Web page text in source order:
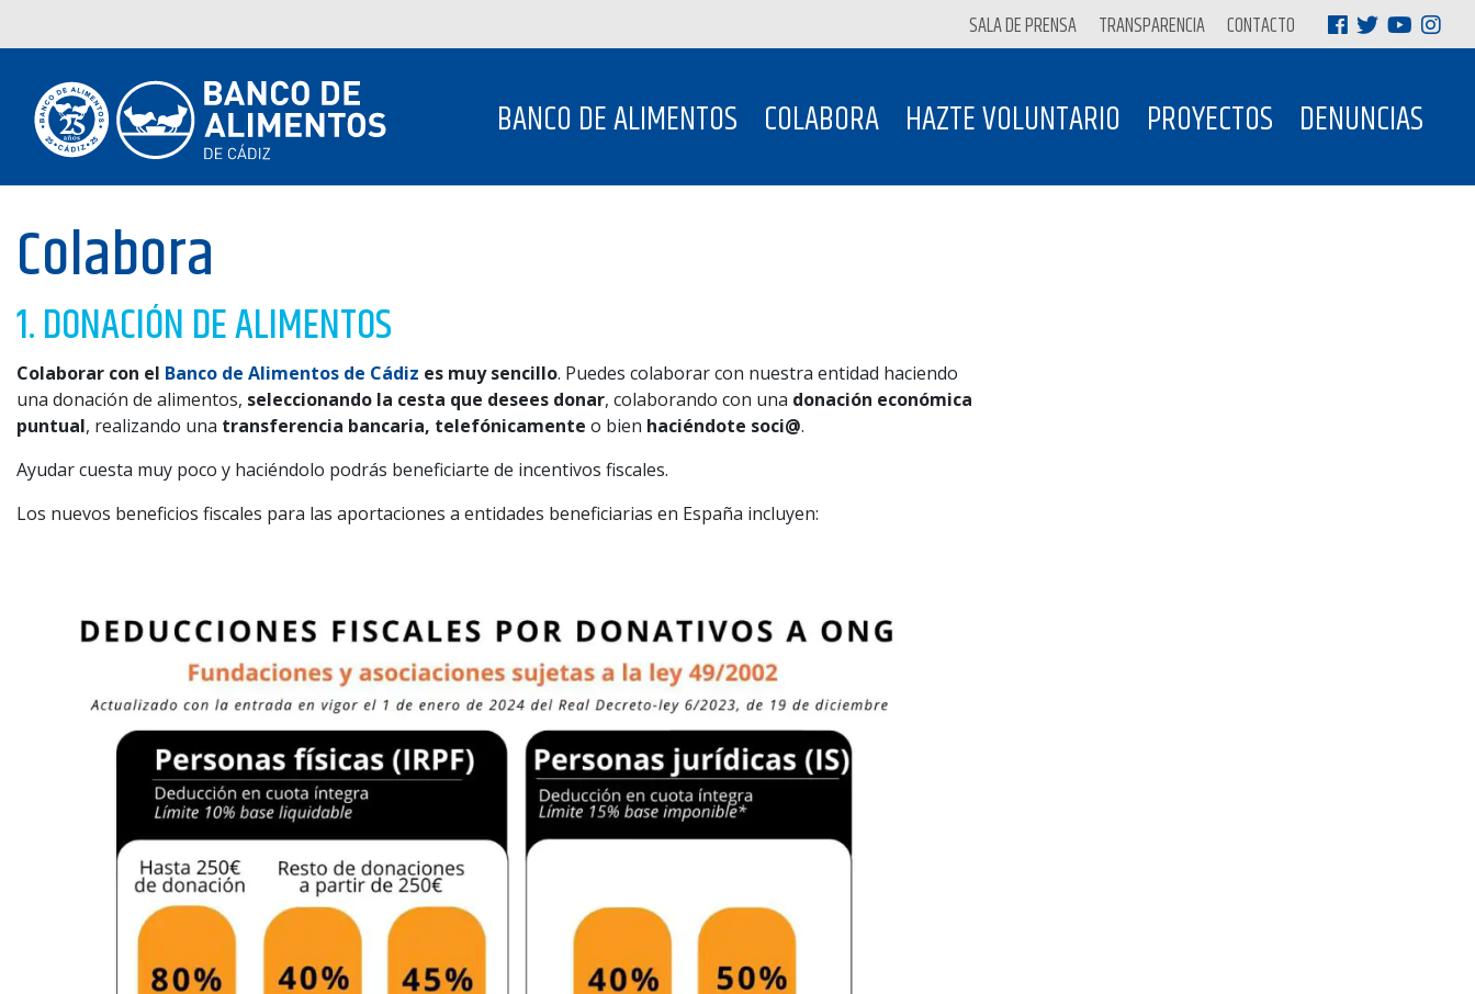
SALA DE PRENSA TRANSPARENCIA CONTACTO
BANCO DE ALIMENTOS COLABORA HAZTE VOLUNTARIO PROYECTOS DENUNCIAS
Colabora
1. DONACIÓN DE ALIMENTOS
Colaborar con el Banco de Alimentos de Cádiz es muy sencillo. Puedes colaborar con nuestra entidad haciendo
una donación de alimentos, seleccionando la cesta que desees donar, colaborando con una donación económica
puntual, realizando una transferencia bancaria, telefónicamente o bien haciéndote soci@.
Ayudar cuesta muy poco y haciéndolo podrás beneficiarte de incentivos fiscales.
Los nuevos beneficios fiscales para las aportaciones a entidades beneficiarias en España incluyen: